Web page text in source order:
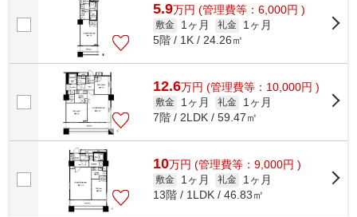
5.9万円 (管理費等：6,000円 )
敷金 1ヶ月 礼金
1ヶ月
5階 / 1K / 24.26㎡
12.6万円 (管理費等：10,000円 )
敷金 1ヶ月 礼金
1ヶ月
7階 / 2LDK / 59.47㎡
10万円 (管理費等：9,000円 )
敷金 1ヶ月 礼金
1ヶ月
13階 / 1LDK / 46.83㎡